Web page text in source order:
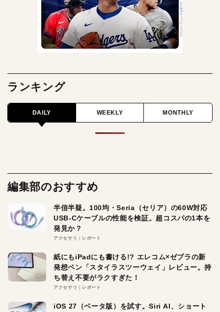
ランキング
DAILY WEEKLY MONTHLY
編集部のおすすめ
半信半疑。100均・Seria（セリア）の60W対応
USB-Cケーブルの性能を検証。超コスパの1本を
発見か？
アクセサリ レポート
紙にもiPadにも書ける!? エレコム×ゼブラの新
発想ペン「スタイラスツーウェイ」レビュー。持
ち替え不要がラクすぎた！
アクセサリ レポート
iOS 27（ベータ版）を試す。Siri AI、ショート